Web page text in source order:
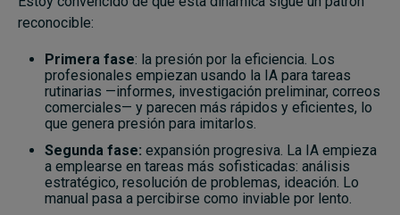
reconocible:
Primera fase: la presión por la eficiencia. Los
profesionales empiezan usando la IA para tareas
rutinarias —informes, investigación preliminar, correos
comerciales— y parecen más rápidos y eficientes, lo
que genera presión para imitarlos.
Segunda fase: expansión progresiva. La IA empieza
a emplearse en tareas más sofisticadas: análisis
estratégico, resolución de problemas, ideación. Lo
manual pasa a percibirse como inviable por lento.